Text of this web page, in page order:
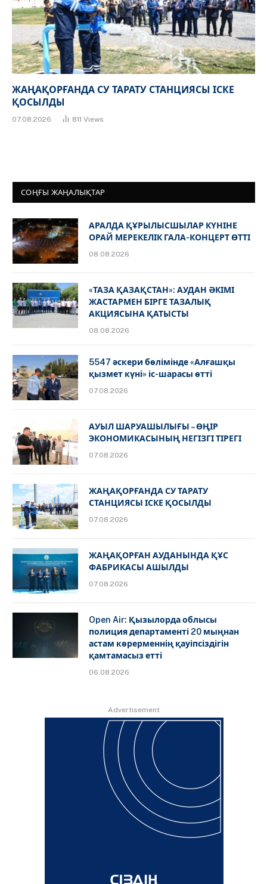
ЖАҢАҚОРҒАНДА СУ ТАРАТУ СТАНЦИЯСЫ ІСКЕ
ҚОСЫЛДЫ
07.08.2026 811 Views
СОҢҒЫ ЖАҢАЛЫҚТАР
АРАЛДА ҚҰРЫЛЫСШЫЛАР КҮНІНЕ
ОРАЙ МЕРЕКЕЛІК ГАЛА-КОНЦЕРТ ӨТТІ
08.08.2026
«ТАЗА ҚАЗАҚСТАН»: АУДАН ӘКІМІ
ЖАСТАРМЕН БІРГЕ ТАЗАЛЫҚ
АКЦИЯСЫНА ҚАТЫСТЫ
08.08.2026
5547 әскери бөлімінде «Алғашқы
қызмет күні» іс-шарасы өтті
07.08.2026
АУЫЛ ШАРУАШЫЛЫҒЫ – ӨҢІР
ЭКОНОМИКАСЫНЫҢ НЕГІЗГІ ТІРЕГІ
07.08.2026
ЖАҢАҚОРҒАНДА СУ ТАРАТУ
СТАНЦИЯСЫ ІСКЕ ҚОСЫЛДЫ
07.08.2026
ЖАҢАҚОРҒАН АУДАНЫНДА ҚҰС
ФАБРИКАСЫ АШЫЛДЫ
07.08.2026
Open Air: Қызылорда облысы
полиция департаменті 20 мыңнан
астам көрерменнің қауіпсіздігін
қамтамасыз етті
06.08.2026
Advertisement